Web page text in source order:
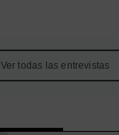
Ver todas las entrevistas